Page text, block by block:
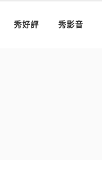
秀好評 秀影音